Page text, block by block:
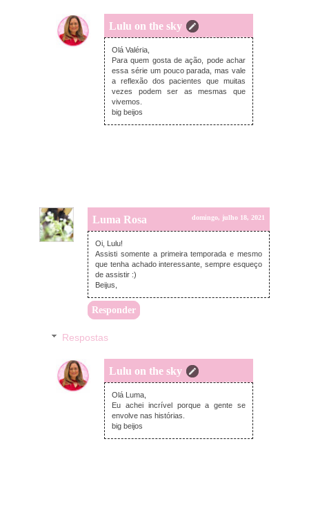
Lulu on the sky
segunda-feira, julho 19, 2021
Olá Valéria,
Para quem gosta de ação, pode achar
essa série um pouco parada, mas vale
a reflexão dos pacientes que muitas
vezes podem ser as mesmas que
vivemos.
big beijos
Luma Rosa domingo, julho 18, 2021
Oi, Lulu!
Assisti somente a primeira temporada e mesmo
que tenha achado interessante, sempre esqueço
de assistir :)
Beijus,
Responder
Respostas
Lulu on the sky
segunda-feira, julho 19, 2021
Olá Luma,
Eu achei incrível porque a gente se
envolve nas histórias.
big beijos